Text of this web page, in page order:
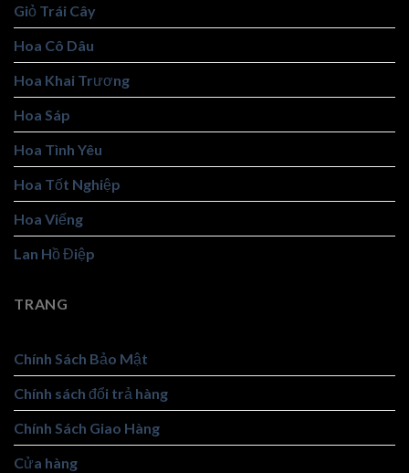
Giỏ Trái Cây
Hoa Cô Dâu
Hoa Khai Trương
Hoa Sáp
Hoa Tình Yêu
Hoa Tốt Nghiệp
Hoa Viếng
Lan Hồ Điệp
TRANG
Chính Sách Bảo Mật
Chính sách đổi trả hàng
Chính Sách Giao Hàng
Cửa hàng